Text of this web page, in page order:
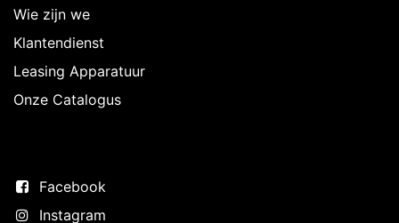
Wie zijn we
Klantendienst
Leasing Apparatuur
Onze Catalogus
Facebook
Instagram